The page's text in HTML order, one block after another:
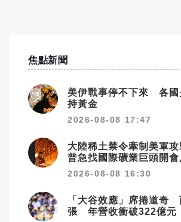
焦點新聞
美伊戰事停不下來 各國
持黃金
2026-08-08 17:47
大陸稀土禁令牽制美軍
普急找國際礦業巨頭開
2026-08-08 16:30
「大谷效應」席捲道奇
張 年營收衝破322億元